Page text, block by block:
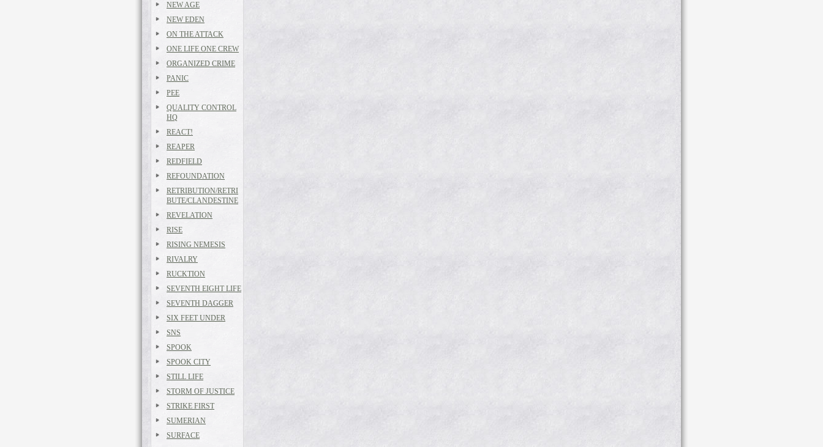
NEW AGE
NEW EDEN
ON THE ATTACK
ONE LIFE ONE CREW
ORGANIZED CRIME
PANIC
PEE
QUALITY CONTROL
HQ
REACT!
REAPER
REDFIELD
REFOUNDATION
RETRIBUTION/RETRI
BUTE/CLANDESTINE
REVELATION
RISE
RISING NEMESIS
RIVALRY
RUCKTION
SEVENTH EIGHT LIFE
SEVENTH DAGGER
SIX FEET UNDER
SNS
SPOOK
SPOOK CITY
STILL LIFE
STORM OF JUSTICE
STRIKE FIRST
SUMERIAN
SURFACE